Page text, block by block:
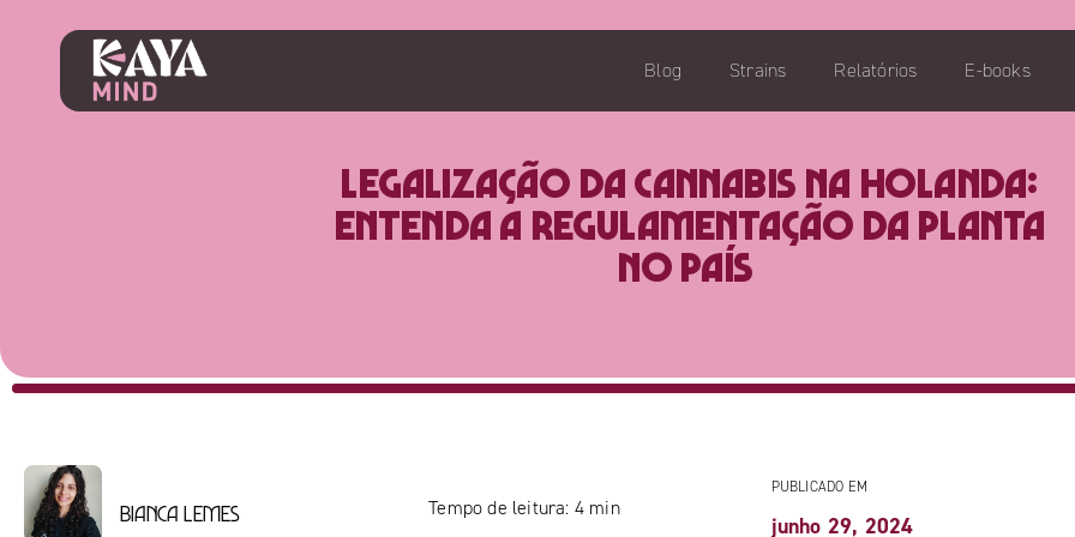
Blog Strains Relatórios E-books
Legalização da cannabis na Holanda:
Entenda a regulamentação da planta
no país
Bianca Lemes Tempo de leitura: 4 min
PUBLICADO EM
junho 29, 2024